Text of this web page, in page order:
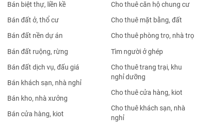
Bán biệt thự, liền kề
Bán đất ở, thổ cư
Bán đất nền dự án
Bán đất ruộng, rừng
Bán đất dịch vụ, đấu giá
Bán khách sạn, nhà nghỉ
Bán kho, nhà xưởng
Bán cửa hàng, kiot
Cho thuê căn hộ chung cư
Cho thuê mặt bằng, đất
Cho thuê phòng trọ, nhà trọ
Tìm người ở ghép
Cho thuê trang trại, khu
nghỉ dưỡng
Cho thuê cửa hàng, kiot
Cho thuê khách sạn, nhà
nghỉ